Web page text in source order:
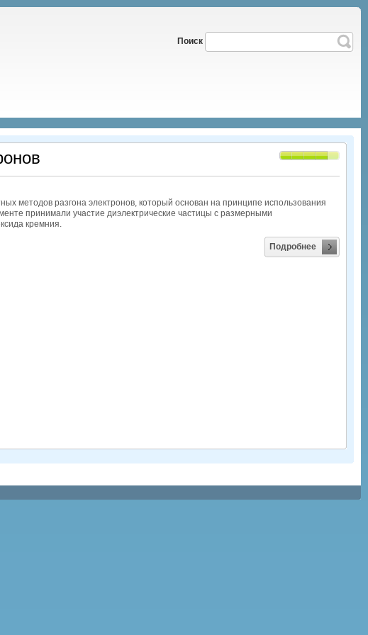
Поиск
методов разгона электронов, который основан на принципе использования
принимали участие диэлектрические частицы с размерными
кремния.
Подробнее